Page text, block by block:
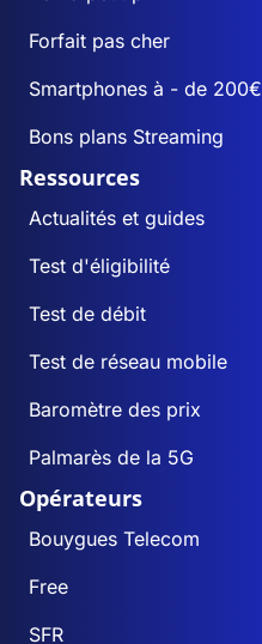
Forfait pas cher
Smartphones à - de 200€
Bons plans Streaming
Ressources
Actualités et guides
Test d'éligibilité
Test de débit
Test de réseau mobile
Baromètre des prix
Palmarès de la 5G
Opérateurs
Bouygues Telecom
Free
SFR